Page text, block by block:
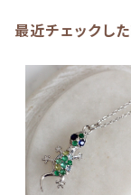
最近チェックし